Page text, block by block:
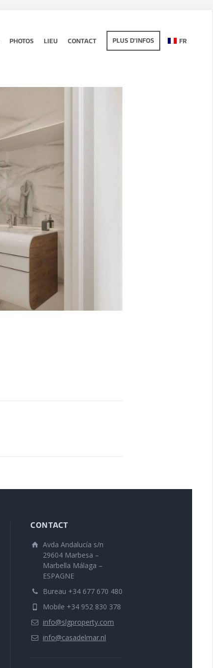
PHOTOS LIEU CONTACT PLUS D'INFOS FR
CONTACT
Avda Andalucía s/n
29604 Marbesa –
Marbella Málaga –
ESPAGNE
Bureau +34 677 670 480
Mobile +34 952 830 378
info@slgproperty.com
info@casadelmar.nl